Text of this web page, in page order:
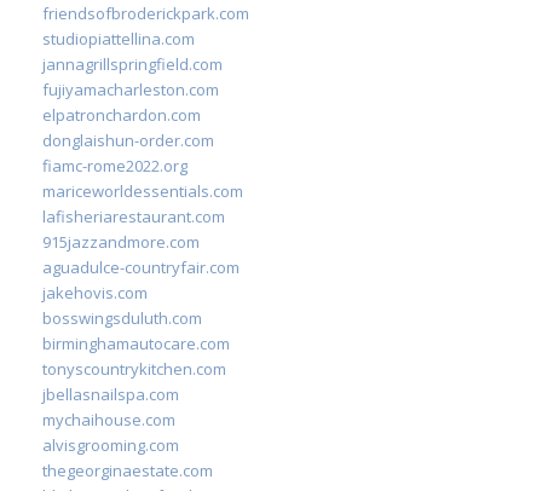
friendsofbroderickpark.com
studiopiattellina.com
jannagrillspringfield.com
fujiyamacharleston.com
elpatronchardon.com
donglaishun-order.com
fiamc-rome2022.org
mariceworldessentials.com
lafisheriarestaurant.com
915jazzandmore.com
aguadulce-countryfair.com
jakehovis.com
bosswingsduluth.com
birminghamautocare.com
tonyscountrykitchen.com
jbellasnailspa.com
mychaihouse.com
alvisgrooming.com
thegeorginaestate.com